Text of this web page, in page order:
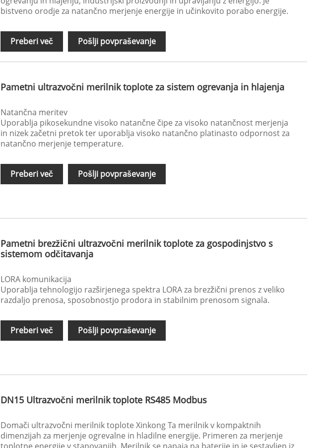
bistveno orodje za natančno merjenje energije in učinkovito porabo energije.
Preberi več Pošlji povpraševanje
Pametni ultrazvočni merilnik toplote za sistem ogrevanja in hlajenja
Natančna meritev
Uporablja pikosekundne visoko natančne čipe za visoko natančnost merjenja
in nizek začetni pretok ter uporablja visoko natančno platinasto odpornost za
natančno merjenje temperature.
Preberi več Pošlji povpraševanje
Pametni brezžični ultrazvočni merilnik toplote za gospodinjstvo s
sistemom odčitavanja
LORA komunikacija
Uporablja tehnologijo razširjenega spektra LORA za brezžični prenos z veliko
razdaljo prenosa, sposobnostjo prodora in stabilnim prenosom signala.
Preberi več Pošlji povpraševanje
DN15 Ultrazvočni merilnik toplote RS485 Modbus
Domači ultrazvočni merilnik toplote Xinkong Ta merilnik v kompaktnih
dimenzijah za merjenje ogrevalne in hladilne energije. Primeren za merjenje